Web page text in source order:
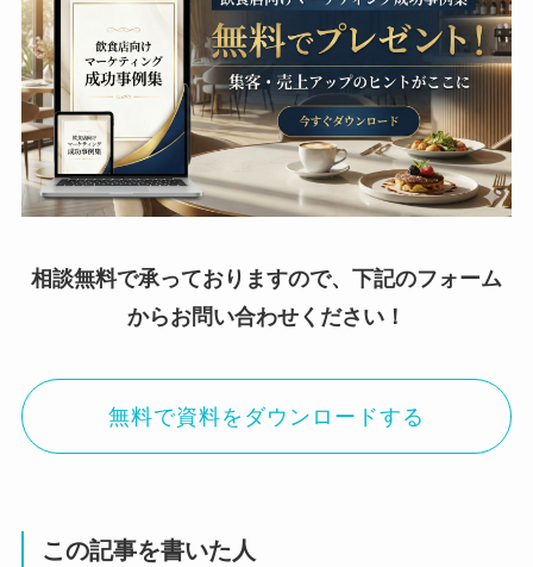
相談無料で承っておりますので、下記のフォーム
からお問い合わせください！
無料で資料をダウンロードする
この記事を書いた人